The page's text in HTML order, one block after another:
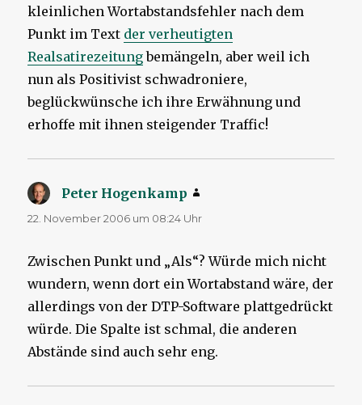
kleinlichen Wortabstandsfehler nach dem
Punkt im Text der verheutigten
Realsatirezeitungbemängeln, aber weil ich
nun als Positivist schwadroniere,
beglückwünsche ich ihre Erwähnung und
erhoffe mit ihnen steigender Traffic!
Peter Hogenkamp
22. November 2006 um 08:24 Uhr
Zwischen Punkt und „Als“? Würde mich nicht
wundern, wenn dort ein Wortabstand wäre, der
allerdings von der DTP-Software plattgedrückt
würde. Die Spalte ist schmal, die anderen
Abstände sind auch sehr eng.